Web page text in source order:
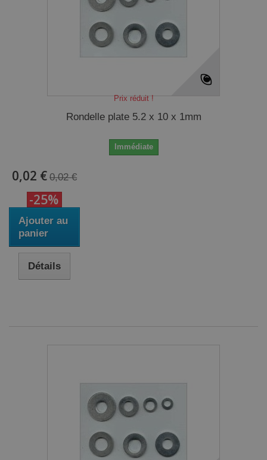
Prix réduit !
Rondelle plate 5.2 x 10 x 1mm
Immédiate
0,02 € 0,02 €
-25%
Ajouter au
panier
Détails